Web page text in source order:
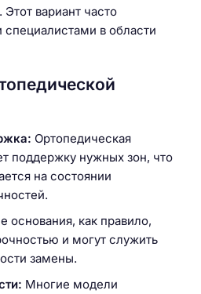
вариант часто
в области
Ортопедическая
поддержку нужных зон, что
на состоянии
основания, как правило,
и могут служить
замены.
Многие модели